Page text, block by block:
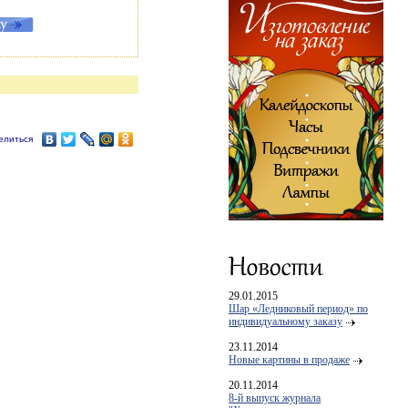
29.01.2015
Шар «Ледниковый период» по
индивидуальному заказу
23.11.2014
Новые картины в продаже
20.11.2014
8-й выпуск журнала